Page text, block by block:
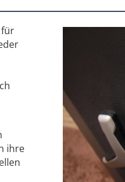
für
ihre